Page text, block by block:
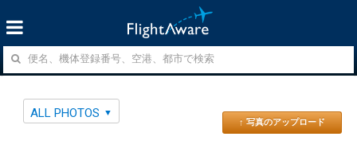
ALL PHOTOS
↑ 写真のアップロード